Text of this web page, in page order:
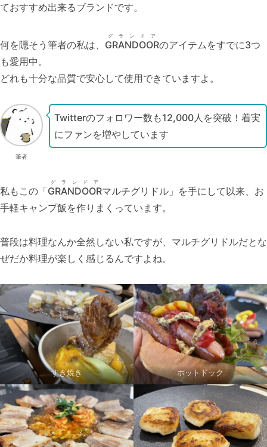
ておすすめ出来るブランドです。
何を隠そう筆者の私は、 GRANDOOR
グランドア
のアイテムをすでに3つ
も愛用中。
どれも十分な品質で安心して使用できていますよ。
筆者
Twitterのフォロワー数も12,000人を突破！着実
にファンを増やしています
私もこの「GRANDOOR
グランドア
マルチグリドル」を手にして以来、お
手軽キャンプ飯を作りまくっています。
普段は料理なんか全然しない私ですが、マルチグリドルだとな
ぜだか料理が楽しく感じるんですよね。
すき焼き ホットドック